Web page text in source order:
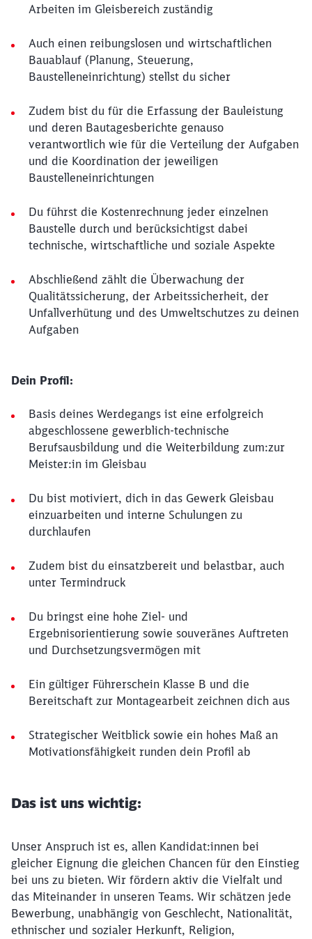
Arbeiten im Gleisbereich zuständig
Auch einen reibungslosen und wirtschaftlichen
Bauablauf (Planung, Steuerung,
Baustelleneinrichtung) stellst du sicher
Zudem bist du für die Erfassung der Bauleistung
und deren Bautagesberichte genauso
verantwortlich wie für die Verteilung der Aufgaben
und die Koordination der jeweiligen
Baustelleneinrichtungen
Du führst die Kostenrechnung jeder einzelnen
Baustelle durch und berücksichtigst dabei
technische, wirtschaftliche und soziale Aspekte
Abschließend zählt die Überwachung der
Qualitätssicherung, der Arbeitssicherheit, der
Unfallverhütung und des Umweltschutzes zu deinen
Aufgaben
Dein Profil:
Basis deines Werdegangs ist eine erfolgreich
abgeschlossene gewerblich-technische
Berufsausbildung und die Weiterbildung zum:zur
Meister:in im Gleisbau
Du bist motiviert, dich in das Gewerk Gleisbau
einzuarbeiten und interne Schulungen zu
durchlaufen
Zudem bist du einsatzbereit und belastbar, auch
unter Termindruck
Du bringst eine hohe Ziel- und
Ergebnisorientierung sowie souveränes Auftreten
und Durchsetzungsvermögen mit
Ein gültiger Führerschein Klasse B und die
Bereitschaft zur Montagearbeit zeichnen dich aus
Strategischer Weitblick sowie ein hohes Maß an
Motivationsfähigkeit runden dein Profil ab
Das ist uns wichtig:
Unser Anspruch ist es, allen Kandidat:innen bei
gleicher Eignung die gleichen Chancen für den Einstieg
bei uns zu bieten. Wir fördern aktiv die Vielfalt und
das Miteinander in unseren Teams. Wir schätzen jede
Bewerbung, unabhängig von Geschlecht, Nationalität,
ethnischer und sozialer Herkunft, Religion,